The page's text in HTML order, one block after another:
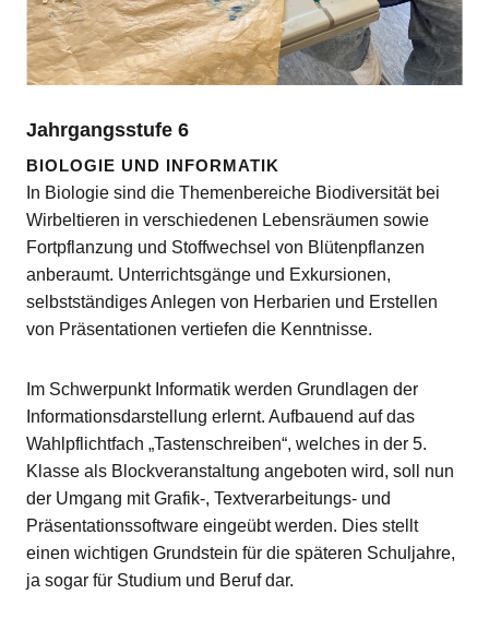
Jahrgangsstufe 6
BIOLOGIE UND INFORMATIK
In Biologie sind die Themenbereiche Biodiversität bei
Wirbeltieren in verschiedenen Lebensräumen sowie
Fortpflanzung und Stoffwechsel von Blütenpflanzen
anberaumt. Unterrichtsgänge und Exkursionen,
selbstständiges Anlegen von Herbarien und Erstellen
von Präsentationen vertiefen die Kenntnisse.
Im Schwerpunkt Informatik werden Grundlagen der
Informationsdarstellung erlernt. Aufbauend auf das
Wahlpflichtfach „Tastenschreiben“, welches in der 5.
Klasse als Blockveranstaltung angeboten wird, soll nun
der Umgang mit Grafik-, Textverarbeitungs- und
Präsentationssoftware eingeübt werden. Dies stellt
einen wichtigen Grundstein für die späteren Schuljahre,
ja sogar für Studium und Beruf dar.